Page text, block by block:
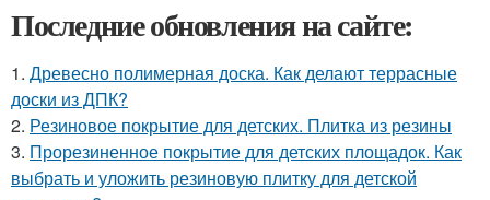
Последние обновления на сайте:
1. Древесно полимерная доска. Как делают террасные
доски из ДПК?
2. Резиновое покрытие для детских. Плитка из резины
3. Прорезиненное покрытие для детских площадок. Как
выбрать и уложить резиновую плитку для детской